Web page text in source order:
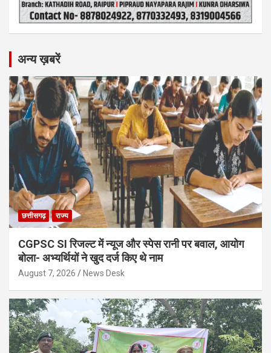
अन्य ख़बरें
छत्तीसगढ़ राज्य
CGPSC SI रिजल्ट में न्यूज और स्पेस रानी पर बवाल, आयोग
बोला- अभ्यर्थियों ने खुद दर्ज किए थे नाम
August 7, 2026 News Desk